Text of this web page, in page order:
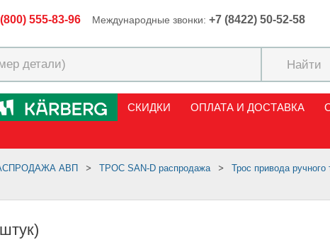
555-83-96 Международные звонки: +7 (8422) 50-52-58
СКИДКИ ОПЛАТА И ДОСТАВКА
АВП ТРОС SAN-D распродажа
Трос привода